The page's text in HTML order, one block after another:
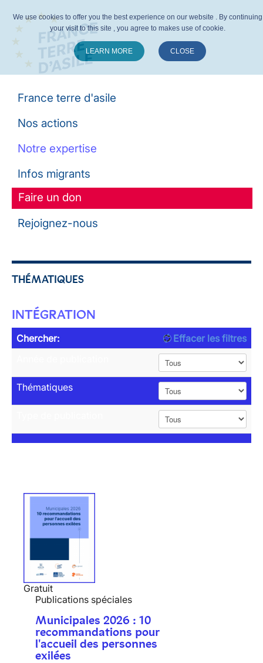
France terre d'asile
Nos actions
Notre expertise
Infos migrants
Faire un don
Rejoignez-nous
THÉMATIQUES
INTÉGRATION
Chercher:
Effacer les filtres
Thématiques
Gratuit
Publications spéciales
Municipales 2026 : 10
recommandations pour
l'accueil des personnes
exilées
We use cookies to offer you the best experience on our website . By continuing
your visit to this site , you agree to makes use of cookie.
LEARN MORE CLOSE